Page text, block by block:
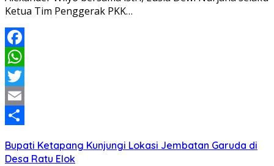
Ketua Tim Penggerak PKK…
Facebook
WhatsApp
Twitter
Email
Bupati Ketapang Kunjungi Lokasi Jembatan Garuda di
Desa Ratu Elok